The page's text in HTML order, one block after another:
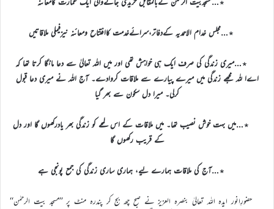
٭…مجلس خدام الاحمدیہ کےدفاتر،سرائےخدمت کاافتتاح ومعائنہ نیزفیملی ملاقاتیں
٭…میری زندگی کی صرف ایک ہی خواہش تھی اور میں اللہ تعالیٰ سے دعا مانگا کرتا تھا کہ
اےا للہ مجھے زندگی میں میرے پیارے سے ملاقات کروادے۔ آج اللہ نے میری دعا قبول
کرلی۔ میرا دل سکون سے بھر گیا
٭…میں بہت خوش نصیب تھا۔ میں ملاقات کے اس لمحے کو زندگی بھر یادرکھوں گا اور دل
کے قریب رکھوں گا
٭…آج کی ملاقات ہمارے لیے، ہماری ساری زندگی کی جمع پونجی ہے
حضورِانور ایدہ اللہ تعالیٰ بنصرہ العزیز نے صبح چھ بج کر پندرہ منٹ پر ’’مسجد بیت الرحمٰن‘‘